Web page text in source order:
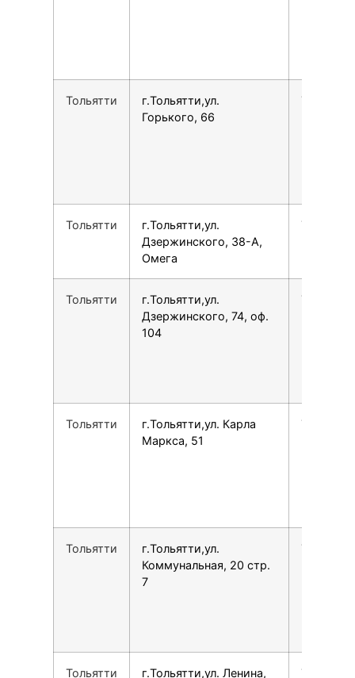
Тольятти
г.Тольятти,ул.
Горького, 66
Тольятти
г.Тольятти,ул.
Дзержинского, 38-А,
Омега
Тольятти
г.Тольятти,ул.
Дзержинского, 74, оф.
104
Тольятти
г.Тольятти,ул. Карла
Маркса, 51
Тольятти
г.Тольятти,ул.
Коммунальная, 20 стр.
7
Тольятти г.Тольятти,ул. Ленина,